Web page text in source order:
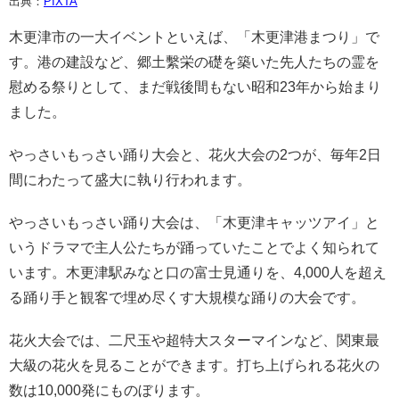
木更津市の一大イベントといえば、「木更津港まつり」で
す。港の建設など、郷土繫栄の礎を築いた先人たちの霊を
慰める祭りとして、まだ戦後間もない昭和23年から始まり
ました。
やっさいもっさい踊り大会と、花火大会の2つが、毎年2日
間にわたって盛大に執り行われます。
やっさいもっさい踊り大会は、「木更津キャッツアイ」と
いうドラマで主人公たちが踊っていたことでよく知られて
います。木更津駅みなと口の富士見通りを、4,000人を超え
る踊り手と観客で埋め尽くす大規模な踊りの大会です。
花火大会では、二尺玉や超特大スターマインなど、関東最
大級の花火を見ることができます。打ち上げられる花火の
数は10,000発にものぼります。